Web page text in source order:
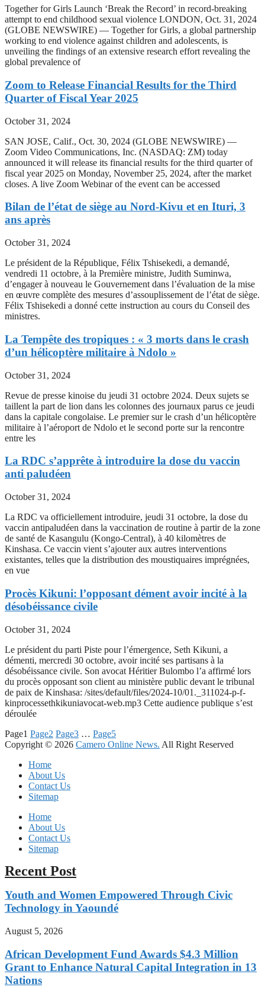
Together for Girls Launch ‘Break the Record’ in record-breaking
attempt to end childhood sexual violence LONDON, Oct. 31, 2024
(GLOBE NEWSWIRE) — Together for Girls, a global partnership
working to end violence against children and adolescents, is
unveiling the findings of an extensive research effort revealing the
global prevalence of
Zoom to Release Financial Results for the Third
Quarter of Fiscal Year 2025
October 31, 2024
SAN JOSE, Calif., Oct. 30, 2024 (GLOBE NEWSWIRE) —
Zoom Video Communications, Inc. (NASDAQ: ZM) today
announced it will release its financial results for the third quarter of
fiscal year 2025 on Monday, November 25, 2024, after the market
closes. A live Zoom Webinar of the event can be accessed
Bilan de l’état de siège au Nord-Kivu et en Ituri, 3
ans après
October 31, 2024
Le président de la République, Félix Tshisekedi, a demandé,
vendredi 11 octobre, à la Première ministre, Judith Suminwa,
d’engager à nouveau le Gouvernement dans l’évaluation de la mise
en œuvre complète des mesures d’assouplissement de l’état de siège.
Félix Tshisekedi a donné cette instruction au cours du Conseil des
ministres.
La Tempête des tropiques : « 3 morts dans le crash
d’un hélicoptère militaire à Ndolo »
October 31, 2024
Revue de presse kinoise du jeudi 31 octobre 2024. Deux sujets se
taillent la part de lion dans les colonnes des journaux parus ce jeudi
dans la capitale congolaise. Le premier sur le crash d’un hélicoptère
militaire à l’aéroport de Ndolo et le second porte sur la rencontre
entre les
La RDC s’apprête à introduire la dose du vaccin
anti paludéen
October 31, 2024
La RDC va officiellement introduire, jeudi 31 octobre, la dose du
vaccin antipaludéen dans la vaccination de routine à partir de la zone
de santé de Kasangulu (Kongo-Central), à 40 kilomètres de
Kinshasa. Ce vaccin vient s’ajouter aux autres interventions
existantes, telles que la distribution des moustiquaires imprégnées,
en vue
Procès Kikuni: l’opposant dément avoir incité à la
désobéissance civile
October 31, 2024
Le président du parti Piste pour l’émergence, Seth Kikuni, a
démenti, mercredi 30 octobre, avoir incité ses partisans à la
désobéissance civile. Son avocat Héritier Bulombo l’a affirmé lors
du procès opposant son client au ministère public devant le tribunal
de paix de Kinshasa: /sites/default/files/2024-10/01._311024-p-f-
kinprocessethkikuniavocat-web.mp3 Cette audience publique s’est
déroulée
Page1 Page2 Page3 … Page5
Copyright © 2026 Camero Online News. All Right Reserved
Home
About Us
Contact Us
Sitemap
Home
About Us
Contact Us
Sitemap
Recent Post
Youth and Women Empowered Through Civic
Technology in Yaoundé
August 5, 2026
African Development Fund Awards $4.3 Million
Grant to Enhance Natural Capital Integration in 13
Nations